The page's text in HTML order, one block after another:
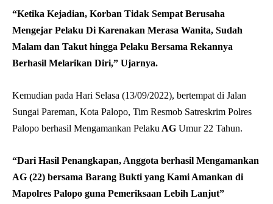
“Ketika Kejadian, Korban Tidak Sempat Berusaha
Mengejar Pelaku Di Karenakan Merasa Wanita, Sudah
Malam dan Takut hingga Pelaku Bersama Rekannya
Berhasil Melarikan Diri,” Ujarnya.
Kemudian pada Hari Selasa (13/09/2022), bertempat di Jalan
Sungai Pareman, Kota Palopo, Tim Resmob Satreskrim Polres
Palopo berhasil Mengamankan Pelaku AG Umur 22 Tahun.
“Dari Hasil Penangkapan, Anggota berhasil Mengamankan
AG (22) bersama Barang Bukti yang Kami Amankan di
Mapolres Palopo guna Pemeriksaan Lebih Lanjut”